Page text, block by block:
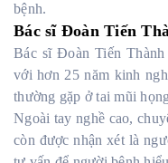
bệnh.
Bác sĩ Đoàn Tiến
Bác sĩ Đoàn Tiến
với hơn 25 năm kinh
thường gặp ở tai mũi
Ngoài tay nghề cao,
còn được nhận xét là